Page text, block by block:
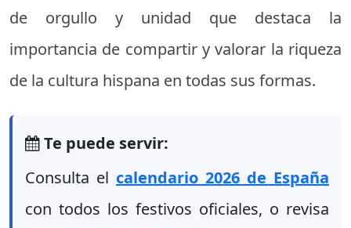
de orgullo y unidad que destaca la
importancia de compartir y valorar la riqueza
de la cultura hispana en todas sus formas.
Te puede servir:
Consulta el calendario 2026 de España
con todos los festivos oficiales, o revisa